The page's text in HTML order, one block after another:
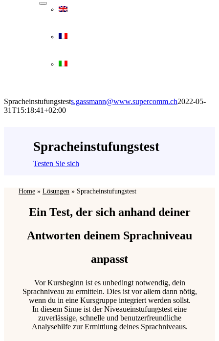
Spracheinstufungstests.gassmann@www.supercomm.ch2022-05-
31T15:18:41+02:00
Spracheinstufungstest
Testen Sie sich
Home» Lösungen» Spracheinstufungstest
Ein Test, der sich anhand deiner
Antworten deinem Sprachniveau
anpasst
Vor Kursbeginn ist es unbedingt notwendig, dein
Sprachniveau zu ermitteln. Dies ist vor allem dann nötig,
wenn du in eine Kursgruppe integriert werden sollst.
In diesem Sinne ist der Niveaueinstufungstest eine
zuverlässige, schnelle und benutzerfreundliche
Analysehilfe zur Ermittlung deines Sprachniveaus.